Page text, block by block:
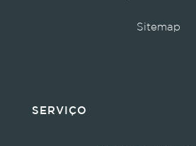
Sitemap
SERVIÇO